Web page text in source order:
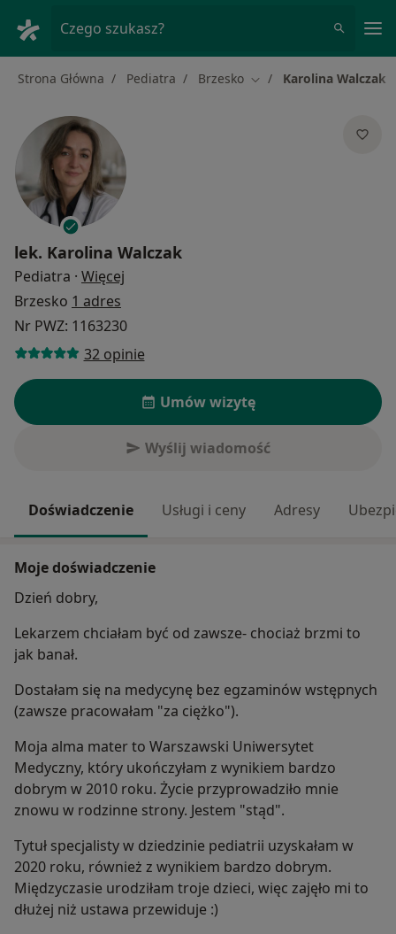
Czego szukasz?
Strona Główna Pediatra Brzesko Zmień miasto
Karolina Walczak
lek. Karolina Walczak
Pediatra · Więcej
Brzesko 1 adres
Nr PWZ: 1163230
32 opinie
Umów wizytę
Wyślij wiadomość
Doświadczenie Usługi i ceny Adresy
Moje doświadczenie
Dzień dobry,
Lekarzem chciałam być od zawsze- chociaż brzmi to
jak banał.
Dostałam się na medycynę bez egzaminów wstępnych
(zawsze pracowałam "za ciężko").
Moja alma mater to Warszawski Uniwersytet
Medyczny, który ukończyłam z wynikiem bardzo
dobrym w 2010 roku. Życie przyprowadziło mnie
znowu w rodzinne strony. Jestem "stąd".
Tytuł specjalisty w dziedzinie pediatrii uzyskałam w
2020 roku, również z wynikiem bardzo dobrym.
Międzyczasie urodziłam troje dzieci, więc zajęło mi to
dłużej niż ustawa przewiduje :)